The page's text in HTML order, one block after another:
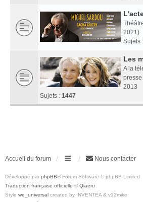
2021)
Sujets :
Les
A la
2013
Sujets : 1447
Accueil du forum Nous contacter
Développé par phpBB® Forum Software © phpBB Limited
Traduction française officielle © Qiaeru
Style we_universal created by INVENTEA & v12mike